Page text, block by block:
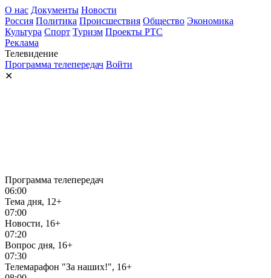
О нас Документы Новости
Россия Политика Происшествия Общество Экономика
Культура Спорт Туризм Проекты РТС
Реклама
Телевидение
Программа телепередач Войти
✕
Программа телепередач
06:00
Тема дня, 12+
07:00
Новости, 16+
07:20
Вопрос дня, 16+
07:30
Телемарафон "За наших!", 16+